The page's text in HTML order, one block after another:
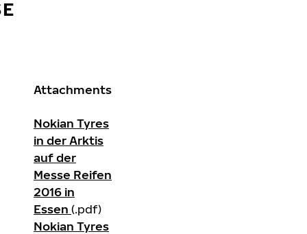
Attachments
Nokian Tyres
in der Arktis
auf der
Messe Reifen
2016 in
Essen (.pdf)
Nokian Tyres